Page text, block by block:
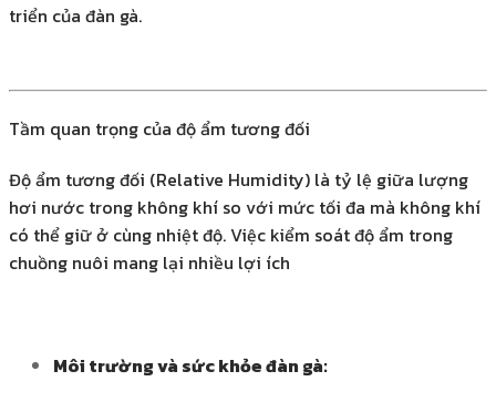
triển của đàn gà.
Tầm quan trọng của độ ẩm tương đối
Độ ẩm tương đối (Relative Humidity) là tỷ lệ giữa lượng
hơi nước trong không khí so với mức tối đa mà không khí
có thể giữ ở cùng nhiệt độ. Việc kiểm soát độ ẩm trong
chuồng nuôi mang lại nhiều lợi ích
Môi trường và sức khỏe đàn gà: